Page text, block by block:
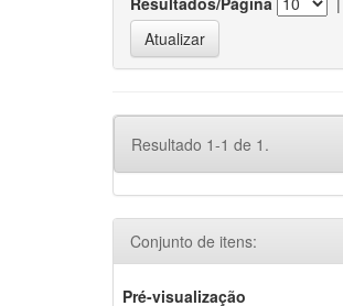
Resultado 1-1 de 1.
Conjunto de itens:
Pré-visualização